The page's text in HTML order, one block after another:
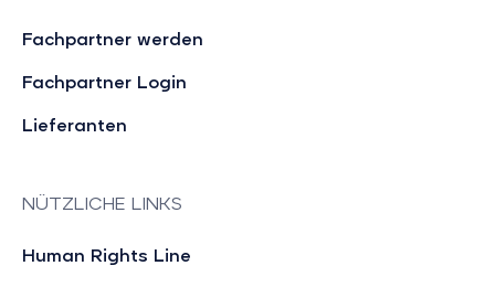
Fachpartner werden
Fachpartner Login
Lieferanten
NÜTZLICHE LINKS
Human Rights Line